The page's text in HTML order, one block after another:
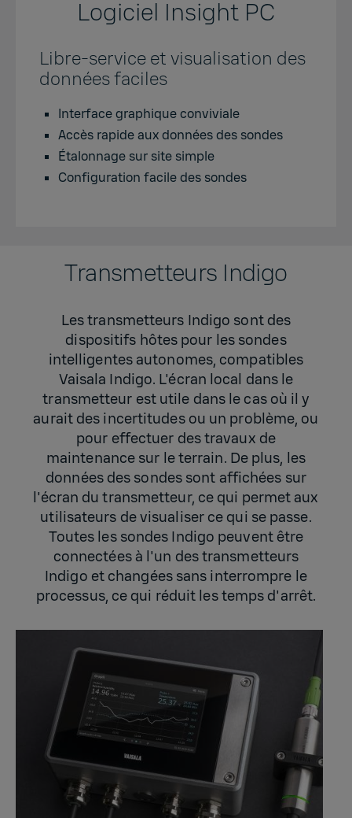
Logiciel Insight PC
Libre-service et visualisation des
données faciles
Interface graphique conviviale
Accès rapide aux données des sondes
Étalonnage sur site simple
Configuration facile des sondes
Transmetteurs Indigo
Les transmetteurs Indigo sont des
dispositifs hôtes pour les sondes
intelligentes autonomes, compatibles
Vaisala Indigo. L'écran local dans le
transmetteur est utile dans le cas où il y
aurait des incertitudes ou un problème, ou
pour effectuer des travaux de
maintenance sur le terrain. De plus, les
données des sondes sont affichées sur
l'écran du transmetteur, ce qui permet aux
utilisateurs de visualiser ce qui se passe.
Toutes les sondes Indigo peuvent être
connectées à l'un des transmetteurs
Indigo et changées sans interrompre le
processus, ce qui réduit les temps d'arrêt.